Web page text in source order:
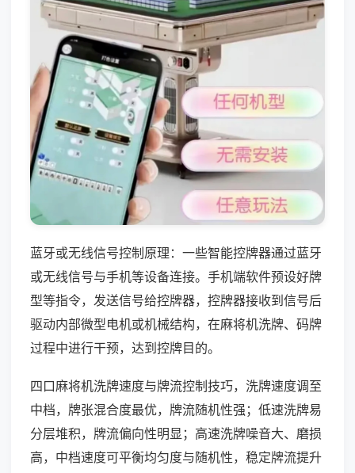
蓝牙或无线信号控制原理：一些智能控牌器通过蓝牙
或无线信号与手机等设备连接。手机端软件预设好牌
型等指令，发送信号给控牌器，控牌器接收到信号后
驱动内部微型电机或机械结构，在麻将机洗牌、码牌
过程中进行干预，达到控牌目的。
四口麻将机洗牌速度与牌流控制技巧，洗牌速度调至
中档，牌张混合度最优，牌流随机性强；低速洗牌易
分层堆积，牌流偏向性明显；高速洗牌噪音大、磨损
高，中档速度可平衡均匀度与随机性，稳定牌流提升